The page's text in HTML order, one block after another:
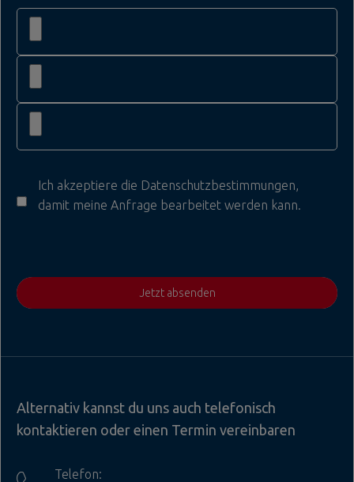
Ich akzeptiere die Datenschutzbestimmungen,
damit meine Anfrage bearbeitet werden kann.
Jetzt absenden
Alternativ kannst du uns auch telefonisch
kontaktieren oder einen Termin vereinbaren
Telefon: